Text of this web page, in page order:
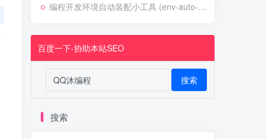
编程开发环境自动装配小工具 (env-auto-setup)
百度一下-协助本站SEO
搜索
搜索